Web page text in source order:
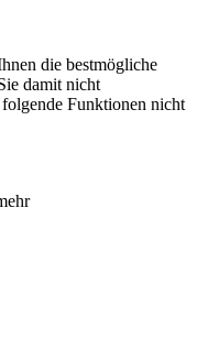
die bestmögliche
damit nicht
Funktionen nicht